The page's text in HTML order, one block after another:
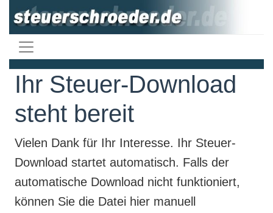
Ihr Steuer-Download
steht bereit
Vielen Dank für Ihr Interesse. Ihr Steuer-
Download startet automatisch. Falls der
automatische Download nicht funktioniert,
können Sie die Datei hier manuell